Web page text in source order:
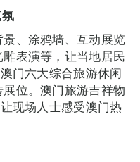
、涂鸦墙、互动展览
表演等，让当地居民
门六大综合旅游休闲
位。澳门旅游吉祥物
现场人士感受澳门热